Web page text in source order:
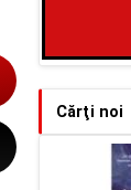
Cărţi noi